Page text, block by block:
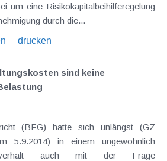
handelt, noch eine Genehmigung durch die...
drucken
sind keine
5.9.2014) in einem ungewöhnlich
auch mit der Frage